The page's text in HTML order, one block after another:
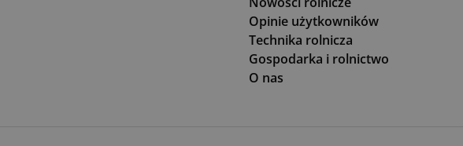
Opinie użytkowników
Technika rolnicza
Gospodarka i rolnictwo
O nas